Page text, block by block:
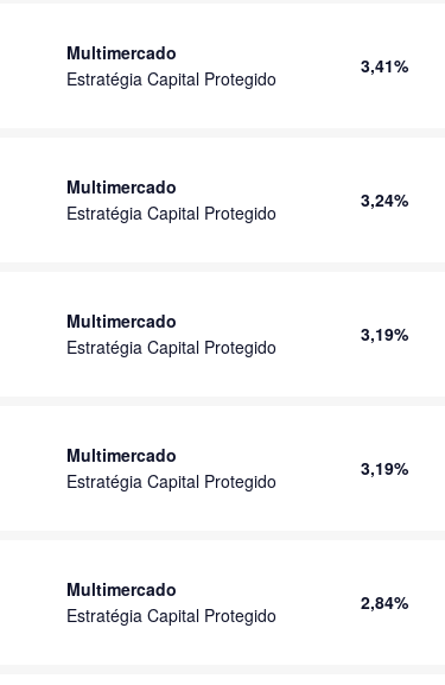
Multimercado
Estratégia Capital Protegido
3,41%
Multimercado
Estratégia Capital Protegido
3,24%
Multimercado
Estratégia Capital Protegido
3,19%
Multimercado
Estratégia Capital Protegido
3,19%
Multimercado
Estratégia Capital Protegido
2,84%